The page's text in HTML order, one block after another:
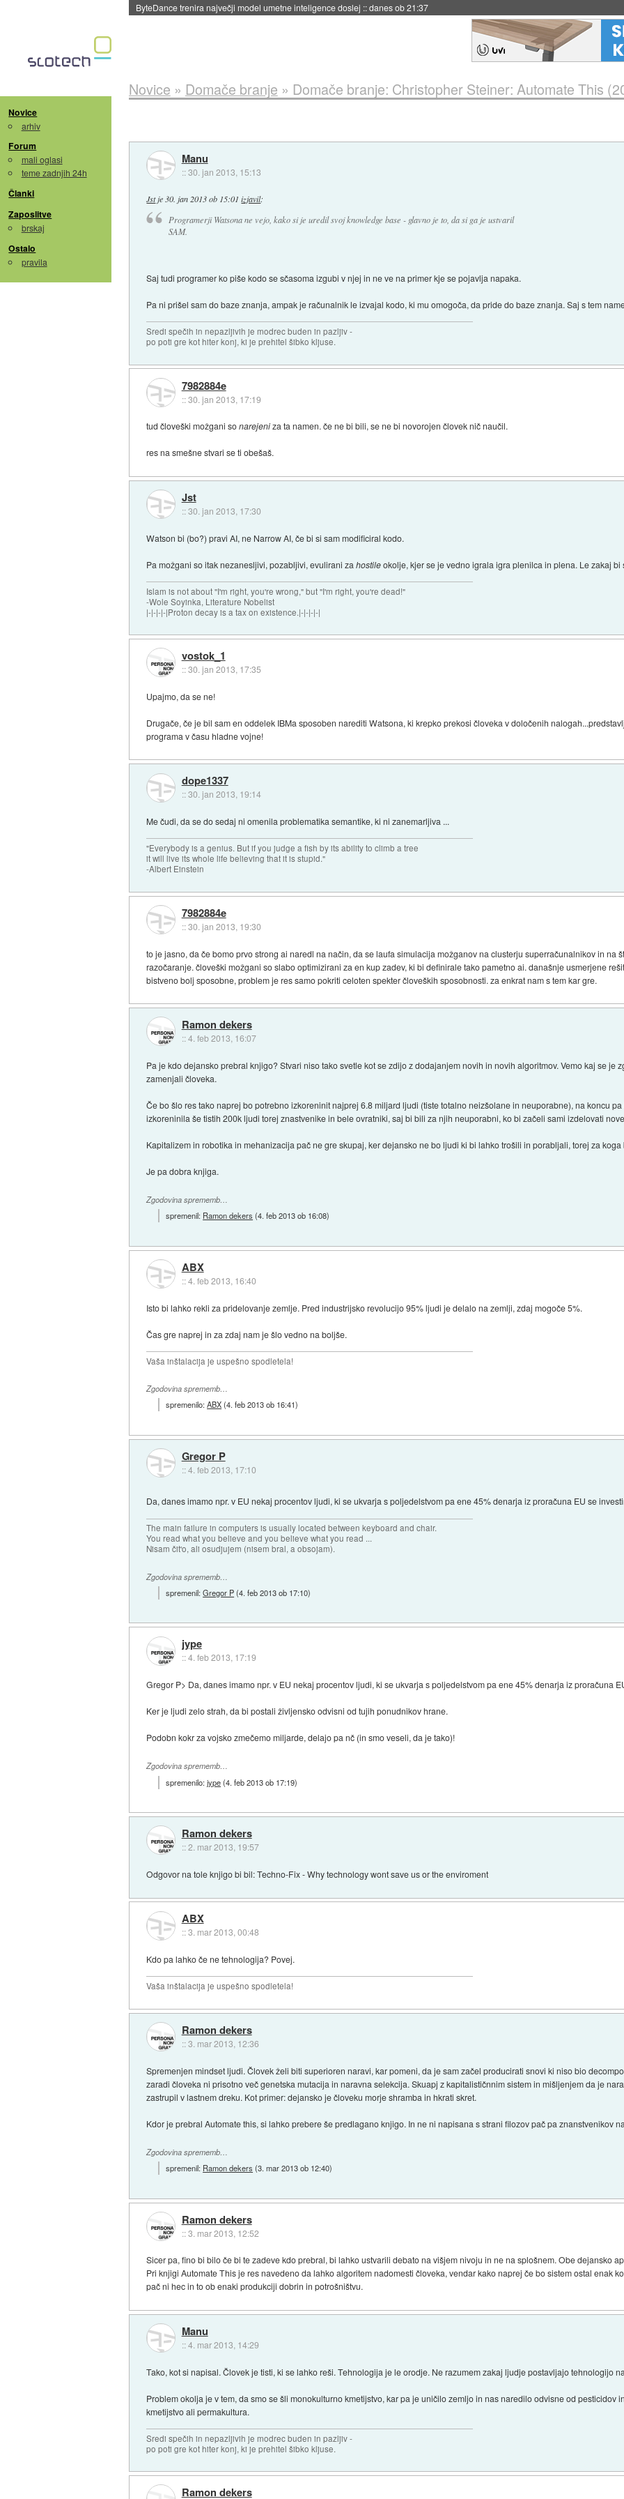
danes ob 21:23
Novice
arhiv
Forum
mali oglasi
teme zadnjih 24h
Članki
Zaposlitve
brskaj
Ostalo
pravila
Novice » Domače branje » Domače branje: Christopher Steiner: Automate This
Manu
::30. jan 2013, 15:13
Jstje 30. jan 2013 ob 15:01 izjavil:
Programerji Watsona ne vejo, kako si je uredil svoj knowledge base - glavno je to, da si ga je ustvaril
SAM.
Saj tudi programer ko piše kodo se sčasoma izgubi v njej in ne ve na primer kje se pojavlja napaka.
Pa ni prišel sam do baze znanja, ampak je računalnik le izvajal kodo, ki mu omogoča, da pride do baze znanja. Saj s tem
Sredi spečih in nepazljivih je modrec buden in pazljiv -
po poti gre kot hiter konj, ki je prehitel šibko kljuse.
7982884e
::30. jan 2013, 17:19
tud človeški možgani sonarejeniza ta namen. če ne bi bili, se ne bi novorojen človek nič naučil.
res na smešne stvari se ti obešaš.
Jst
::30. jan 2013, 17:30
Watson bi (bo?) pravi AI, ne Narrow AI, če bi si sam modificiral kodo.
Pa možgani so itak nezanesljivi, pozabljivi, evulirani zahostileokolje, kjer se je vedno igrala igra plenilca in plena. Le zakaj bi
Islam is not about "I'm right, you're wrong," but "I'm right, you're dead!"
-Wole Soyinka, Literature Nobelist
|-|-|-|-|Proton decay is a tax on existence.|-|-|-|-|
vostok_1
::30. jan 2013, 17:35
Upajmo, da se ne!
Drugače, če je bil sam en oddelek IBMa sposoben narediti Watsona, ki krepko prekosi človeka v določenih
programa v času hladne vojne!
dope1337
::30. jan 2013, 19:14
Me čudi, da se do sedaj ni omenila problematika semantike, ki ni zanemarljiva ...
"Everybody is a genius. But if you judge a fish by its ability to climb a tree
it will live its whole life believing that it is stupid."
-Albert Einstein
7982884e
::30. jan 2013, 19:30
to je jasno, da če bomo prvo strong ai naredl na način, da se laufa simulacija možganov na clusterju superračunalnikov in na
razočaranje. človeški možgani so slabo optimizirani za en kup zadev, ki bi definirale tako pametno ai. današnje usmerjene
bistveno bolj sposobne, problem je res samo pokriti celoten spekter človeških sposobnosti. za enkrat nam s tem kar gre.
Ramon dekers
::4. feb 2013, 16:07
Pa je kdo dejansko prebral knjigo? Stvari niso tako svetle kot se zdijo z dodajanjem novih in novih algoritmov. Vemo kaj se je
zamenjali človeka.
Če bo šlo res tako naprej bo potrebno izkoreninit najprej 6.8 miljard ljudi (tiste totalno neizšolane in neuporabne), na koncu
izkoreninila še tistih 200k ljudi torej znastvenike in bele ovratniki, saj bi bili za njih neuporabni, ko bi začeli sami izdelovati
Kapitalizem in robotika in mehanizacija pač ne gre skupaj, ker dejansko ne bo ljudi ki bi lahko trošili in porabljali, torej za
Je pa dobra knjiga.
Zgodovina sprememb…
spremenil: Ramon dekers (4. feb 2013 ob 16:08)
ABX
::4. feb 2013, 16:40
Isto bi lahko rekli za pridelovanje zemlje. Pred industrijsko revolucijo 95% ljudi je delalo na zemlji, zdaj mogoče 5%.
Čas gre naprej in za zdaj nam je šlo vedno na boljše.
Vaša inštalacija je uspešno spodletela!
Zgodovina sprememb…
spremenilo:ABX(4. feb 2013 ob 16:41)
Gregor P
::4. feb 2013, 17:10
Da, danes imamo npr. v EU nekaj procentov ljudi, ki se ukvarja s poljedelstvom pa ene 45% denarja iz proračuna EU se
The main failure in computers is usually located between keyboard and chair.
You read what you believe and you believe what you read ...
Nisam čit'o, ali osudjujem (nisem bral, a obsojam).
Zgodovina sprememb…
spremenil:Gregor P(4. feb 2013 ob 17:10)
jype
::4. feb 2013, 17:19
Gregor P> Da, danes imamo npr. v EU nekaj procentov ljudi, ki se ukvarja s poljedelstvom pa ene 45% denarja iz proračuna
Ker je ljudi zelo strah, da bi postali življensko odvisni od tujih ponudnikov hrane.
Podobn kokr za vojsko zmečemo miljarde, delajo pa nč (in smo veseli, da je tako)!
Zgodovina sprememb…
spremenilo:jype(4. feb 2013 ob 17:19)
Ramon dekers
::2. mar 2013, 19:57
Odgovor na tole knjigo bi bil: Techno-Fix - Why technology wont save us or the enviroment
ABX
::3. mar 2013, 00:48
Kdo pa lahko če ne tehnologija? Povej.
Vaša inštalacija je uspešno spodletela!
Ramon dekers
::3. mar 2013, 12:36
Spremenjen mindset ljudi. Človek želi biti superioren naravi, kar pomeni, da je sam začel producirati snovi ki niso bio
zaradi človeka ni prisotno več genetska mutacija in naravna selekcija. Skuapj z kapitalističnnim sistem in mišljenjem da je
zastrupil v lastnem dreku. Kot primer: dejansko je človeku morje shramba in hkrati skret.
Kdor je prebral Automate this, si lahko prebere še predlagano knjigo. In ne ni napisana s strani filozov pač pa znanstvenikov
Zgodovina sprememb…
spremenil: Ramon dekers (3. mar 2013 ob 12:40)
Ramon dekers
::3. mar 2013, 12:52
Sicer pa, fino bi bilo če bi te zadeve kdo prebral, bi lahko ustvarili debato na višjem nivoju in ne na splošnem. Obe dejansko
Pri knjigi Automate This je res navedeno da lahko algoritem nadomesti človeka, vendar kako naprej če bo sistem ostal enak
pač ni hec in to ob enaki produkciji dobrin in potrošništvu.
Manu
::4. mar 2013, 14:29
Tako, kot si napisal. Človek je tisti, ki se lahko reši. Tehnologija je le orodje. Ne razumem zakaj ljudje postavljajo tehnologijo
Problem okolja je v tem, da smo se šli monokulturno kmetijstvo, kar pa je uničilo zemljo in nas naredilo odvisne od pesticidov
kmetijstvo ali permakultura.
Sredi spečih in nepazljivih je modrec buden in pazljiv -
po poti gre kot hiter konj, ki je prehitel šibko kljuse.
Ramon dekers